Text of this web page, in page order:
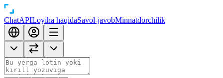
ChatAPILoyiha haqidaSavol-javobMinnatdorchilik